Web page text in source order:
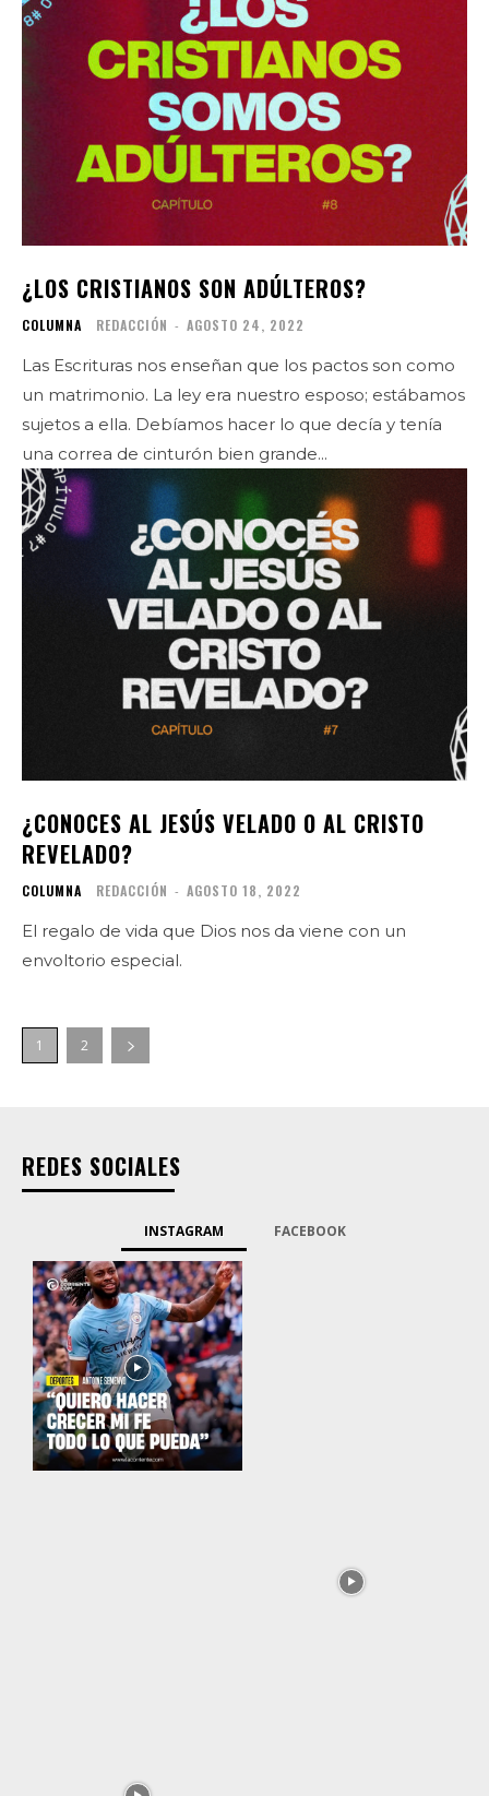
¿LOS CRISTIANOS SON ADÚLTEROS?
COLUMNA REDACCIÓN - AGOSTO 24, 2022
Las Escrituras nos enseñan que los pactos son como
un matrimonio. La ley era nuestro esposo; estábamos
sujetos a ella. Debíamos hacer lo que decía y tenía
una correa de cinturón bien grande...
¿CONOCES AL JESÚS VELADO O AL CRISTO
REVELADO?
COLUMNA REDACCIÓN - AGOSTO 18, 2022
El regalo de vida que Dios nos da viene con un
envoltorio especial.
1 2
REDES SOCIALES
INSTAGRAM FACEBOOK